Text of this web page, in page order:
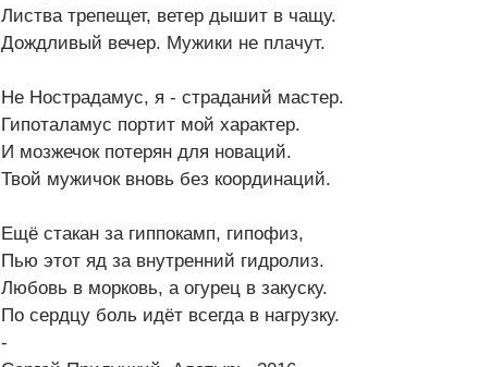
Листва трепещет, ветер дышит в чащу.
Дождливый вечер. Мужики не плачут.
Не Нострадамус, я - страданий мастер.
Гипоталамус портит мой характер.
И мозжечок потерян для новаций.
Твой мужичок вновь без координаций.
Ещё стакан за гиппокамп, гипофиз,
Пью этот яд за внутренний гидролиз.
Любовь в морковь, а огурец в закуску.
По сердцу боль идёт всегда в нагрузку.
-